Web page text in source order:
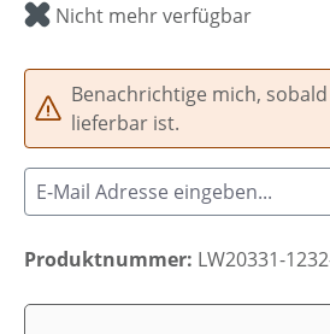
Nicht mehr verfügbar
Benachrichtige mich,
lieferbar ist.
Produktnummer: LW20331-